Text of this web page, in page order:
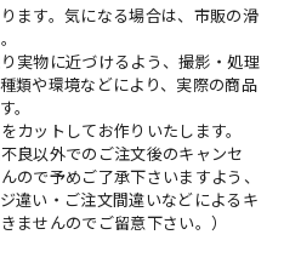
ます。気になる場合は、市販の滑
実物に近づけるよう、撮影・処理
類や環境などにより、実際の商品
。
カットしてお作りいたします。
良以外でのご注文後のキャンセ
ので予めご了承下さいますよう、
違い・ご注文間違いなどによるキ
ませんのでご留意下さい。）